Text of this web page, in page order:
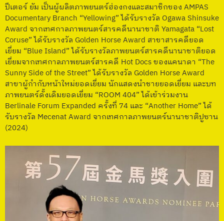
ปีเตอร์ ยัม เป็นผู้ผลิตภาพยนตร์ฮ่องกงและสมาชิกของ AMPAS
Documentary Branch “Yellowing” ได้รับรางวัล Ogawa Shinsuke
Award จากเทศกาลภาพยนตร์สารคดีนานาชาติ Yamagata “Lost
Coruse” ได้รับรางวัล Golden Horse Award สาขาสารคดียอด
เยี่ยม “Blue Island” ได้รับรางวัลภาพยนตร์สารคดีนานาชาติยอด
เยี่ยมจากเทศกาลภาพยนตร์สารคดี Hot Docs ของแคนาดา “The
Sunny Side of the Street” ได้รับรางวัล Golden Horse Award
สาขาผู้กำกับหน้าใหม่ยอดเยี่ยม นักแสดงนำชายยอดเยี่ยม และบท
ภาพยนตร์ดั้งเดิมยอดเยี่ยม “ROOM 404” ได้เข้าร่วมงาน
Berlinale Forum Expanded ครั้งที่ 74 และ “Another Home” ได้
รับรางวัล Mecenat Award จากเทศกาลภาพยนตร์นานาชาติปูซาน
(2024)